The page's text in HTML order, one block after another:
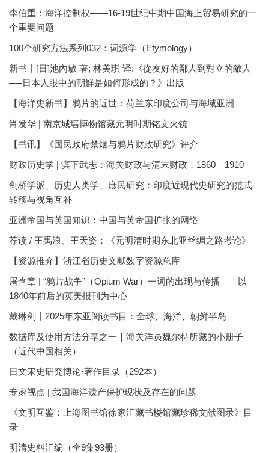
李伯重：海洋控制权——16-19世纪中期中国海上贸易研究的一
个重要问题
100个研究方法系列032：词源学（Etymology）
新书丨[日]池內敏 著; 林美琪 译:《從友好的鄰人到對立的敵人
──日本人眼中的朝鮮是如何形成的？》出版
【海洋史新书】鸦片的近世：荷兰东印度公司与海域亚洲
肖发华 | 南京城墙博物馆藏元明时期铭文火铳
【书讯】《国民政府禁烟与鸦片财政研究》评介
财政历史学 | 滨下武志：海关财政与清末财政：1860—1910
剑桥学派、历史人类学、庶民研究：印度近现代史研究的范式
转移与视角互补
亚洲帝国与英国知识：中国与英帝国扩张的网络
荐读 / 王禹浪、王天姿：《元明清时期东北亚丝绸之路考论》
【资源推介】浙江省历史文献数字资源总库
屠含章 | “鸦片战争”（Opium War）一词的出现与传播——以
1840年前后的英美报刊为中心
戴琳剑丨2025年东亚阅读书目：全球、海洋、朝鲜半岛
数据库及使用方法分享之一｜海关洋员魏尔特所藏的小册子
（近代中国相关）
日文宋史研究博论·著作目录（292本）
专家视点 | 我国海洋遗产保护现状及存在的问题
《文明互鉴：上海图书馆徐家汇藏书楼馆藏珍稀文献图录》目
录
明清史料汇编（全9集93册）